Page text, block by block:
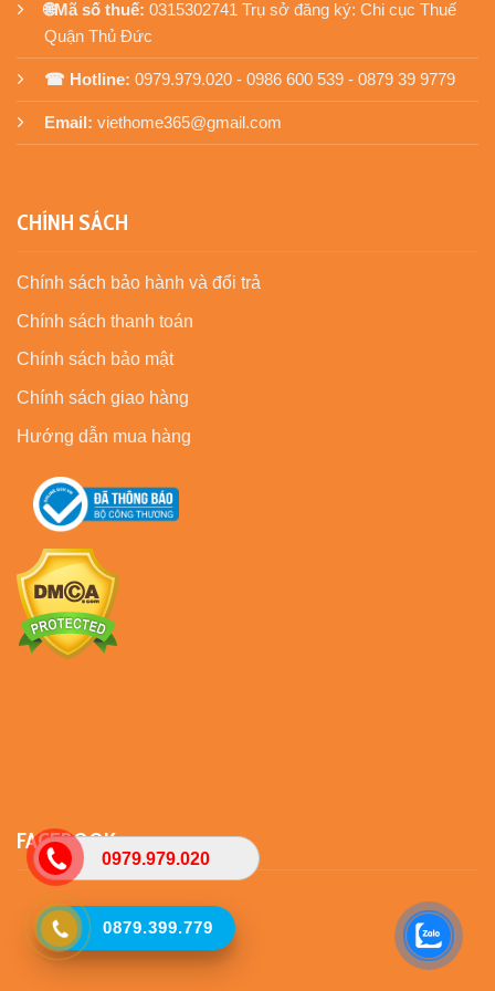
0979.979.020
🌐Mã số thuế: 0315302741 Trụ sở đăng ký: Chi cục Thuế
Quận Thủ Đức
☎ Hotline: 0979.979.020 - 0986 600 539 - 0879 39 9779
Email: viethome365@gmail.com
CHÍNH SÁCH
Chính sách bảo hành và đổi trả
Chính sách thanh toán
Chính sách bảo mật
Chính sách giao hàng
Hướng dẫn mua hàng
FACEBOOK
0879.399.779